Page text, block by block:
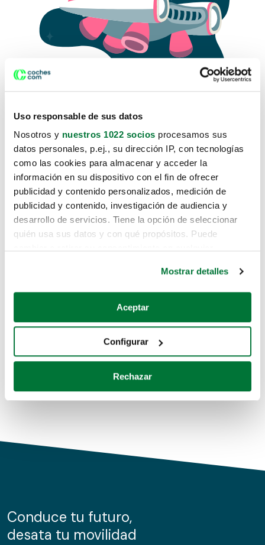
Uso responsable de sus datos
Nosotros y nuestros 1022 socios procesamos sus
datos personales, p.ej., su dirección IP, con tecnologías
como las cookies para almacenar y acceder la
información en su dispositivo con el fin de ofrecer
publicidad y contenido personalizados, medición de
publicidad y contenido, investigación de audiencia y
desarrollo de servicios. Tiene la opción de seleccionar
quién usa sus datos y con qué propósitos. Puede
Si lo permite, también quisiéramos:
Recopilar información sobre su ubicación geográfica
Identificar su dispositivo analizándolo activamente
para buscar características específicas (huellas
Obtenga más información sobre cómo se procesan sus
de cookies.
información sobre el uso que haga del sitio web con
nuestros partners de redes sociales, publicidad y análisis
Mostrar detalles
Aceptar
Configurar
Rechazar
Lo sentimos, no sabemos como
te hemos traido hasta aquí.
Pero puedes encontrar el coche que estás
buscando en alguno de estos enlaces:
Coches de segunda mano
Coches de km0
Conduce tu futuro,
desata tu movilidad